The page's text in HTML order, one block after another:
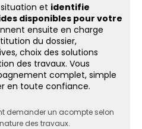
et identifie
disponibles pour votre
ensuite en charge
du dossier,
choix des solutions
des travaux. Vous
complet, simple
en toute confiance.
demander un acompte selon
des travaux.